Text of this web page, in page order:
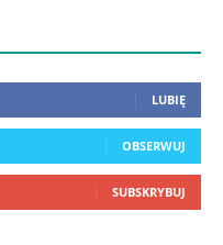
LUBIĘ
OBSERWUJ
SUBSKRYBUJ